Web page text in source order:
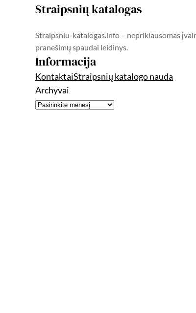
Straipsnių katalogas
Straipsniu-katalogas.info – nepriklausomas
pranešimų spaudai leidinys.
Informacija
KontaktaiStraipsnių katalogo nauda
Archyvai